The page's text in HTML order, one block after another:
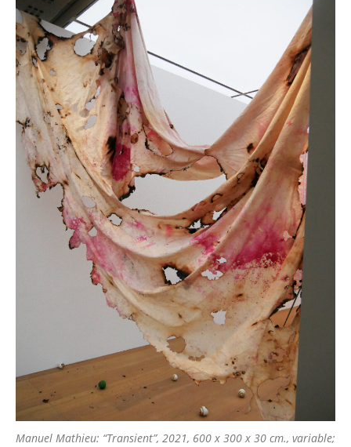
Manuel Mathieu: “Transient”, 2021, 600 x 300 x 30 cm., variable;